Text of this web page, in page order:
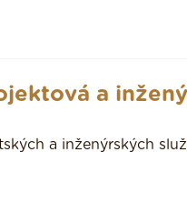
a
a inženýrských